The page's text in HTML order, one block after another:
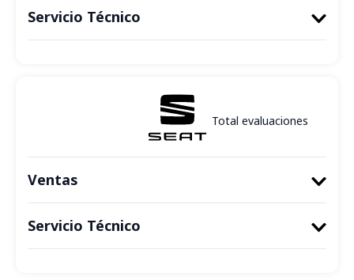
Servicio Técnico
Ventas
Servicio Técnico
Total evaluaciones